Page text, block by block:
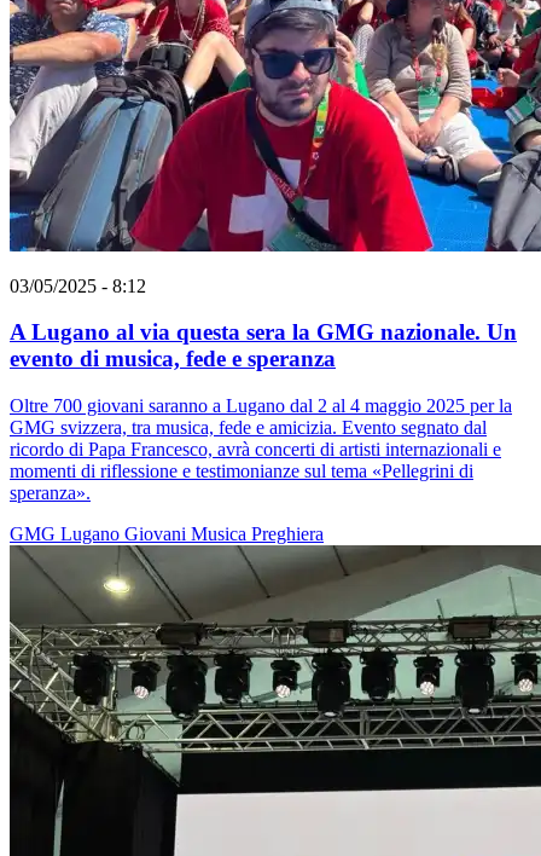
03/05/2025 - 8:12
A Lugano al via questa sera la GMG nazionale. Un
evento di musica, fede e speranza
Oltre 700 giovani saranno a Lugano dal 2 al 4 maggio 2025 per la
GMG svizzera, tra musica, fede e amicizia. Evento segnato dal
ricordo di Papa Francesco, avrà concerti di artisti internazionali e
momenti di riflessione e testimonianze sul tema «Pellegrini di
speranza».
GMG Lugano Giovani Musica Preghiera